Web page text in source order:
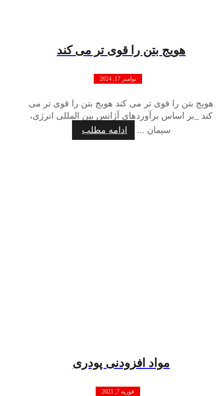
هویج بتن را قوی تر می کند
نوامبر 17, 2024
هویج بتن را قوی تر می کند هویج بتن را قوی تر می
کند _بر اساس برآوردهای آژانس بین المللی انرژی،
سیمان ...
ادامه مطلب
مواد افزودنی پودری
فوریه 7, 2021